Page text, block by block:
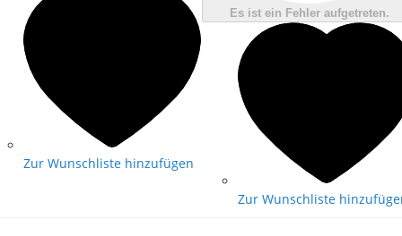
Zur Wunschliste hinzufügen
Es ist ein Fehler aufgetreten.
Zur Wunschliste